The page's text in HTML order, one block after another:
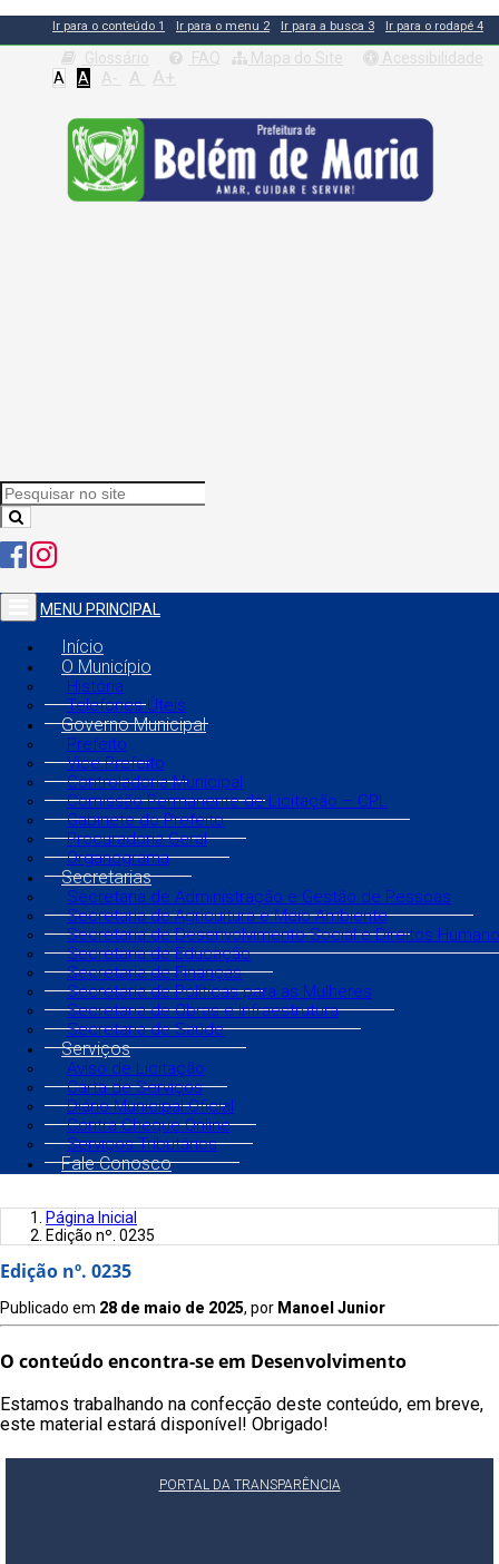
Ir para o conteúdo 1 Ir para o menu 2 Ir para a busca 3 Ir para o rodapé 4
Glossário FAQ Mapa do Site
Acessibilidade
A
A A- A A+
MENU PRINCIPAL
Início
O Município
História
Telefones Úteis
Governo Municipal
Prefeito
Vice Prefeito
Controladoria Municipal
Comissão Permanente de Licitação – CPL
Gabinete do Prefeito
Procuradoria Geral
Organograma
Secretarias
Secretaria de Administração e Gestão de Pessoas
Secretaria de Agricultura e Meio Ambiente
Secretaria de Desenvolvimento Social e Direitos
Secretaria de Educação
Secretaria de Finanças
Secretaria de Políticas para as Mulheres
Secretaria de Obras e Infraestrutura
Secretaria de Saúde
Serviços
Aviso de Licitação
Carta de Serviços
Diário Municipal Oficial
Contra Cheque Online
Serviços Tributários
Fale Conosco
Página Inicial
Edição nº. 0235
Edição nº. 0235
Publicado em 28 de maio de 2025, por Manoel Junior
O conteúdo encontra-se em Desenvolvimento
Estamos trabalhando na confecção deste conteúdo, em breve,
este material estará disponível! Obrigado!
PORTAL DA TRANSPARÊNCIA